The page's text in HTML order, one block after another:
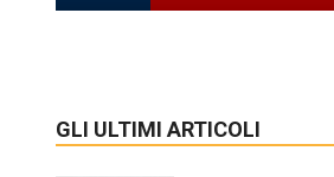
GLI ULTIMI ARTICOLI